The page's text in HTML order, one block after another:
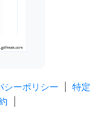
シーポリシー
特定